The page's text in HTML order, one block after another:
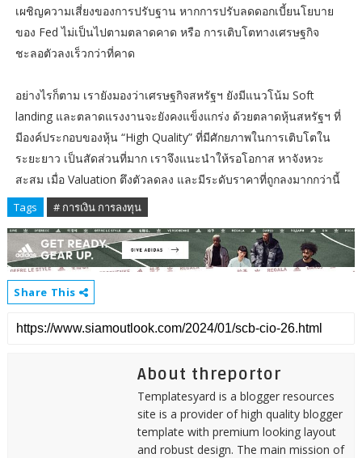
เผชิญความเสี่ยงของการปรับฐาน หากการปรับลดดอกเบี้ยนโยบาย
ของ Fed ไม่เป็นไปตามตลาดคาด หรือ การเติบโตทางเศรษฐกิจ
ชะลอตัวลงเร็วกว่าที่คาด
อย่างไรก็ตาม เรายังมองว่าเศรษฐกิจสหรัฐฯ ยังมีแนวโน้ม Soft
landing และตลาดแรงงานจะยังคงแข็งแกร่ง ด้วยตลาดหุ้นสหรัฐฯ ที่
มีองค์ประกอบของหุ้น “High Quality” ที่มีศักยภาพในการเติบโตใน
ระยะยาว เป็นสัดส่วนที่มาก เราจึงแนะนำให้รอโอกาส หาจังหวะ
สะสม เมื่อ Valuation ตึงตัวลดลง และมีระดับราคาที่ถูกลงมากกว่านี้
Tags # การเงิน การลงทุน
Share This
About threportor
Templatesyard is a blogger resources
site is a provider of high quality blogger
template with premium looking layout
and robust design. The main mission of